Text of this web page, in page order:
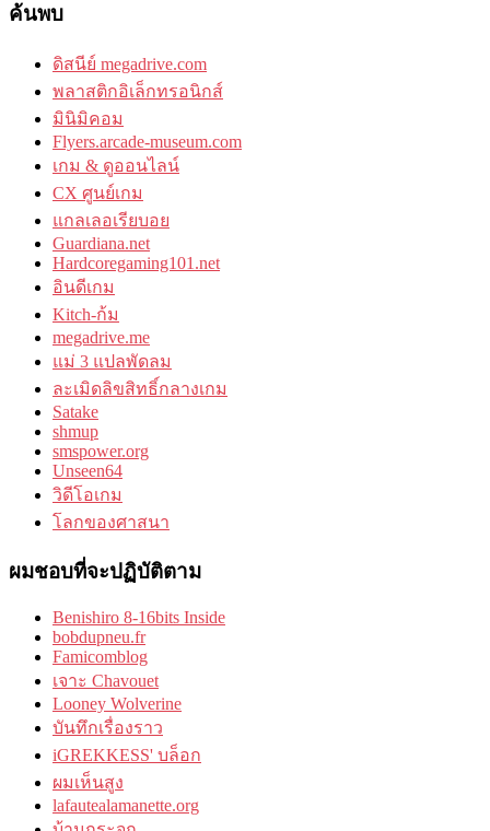
ค้นพบ
ดิสนีย์ megadrive.com
พลาสติกอิเล็กทรอนิกส์
มินิมิคอม
Flyers.arcade-museum.com
เกม & ดูออนไลน์
CX ศูนย์เกม
แกลเลอเรียบอย
Guardiana.net
Hardcoregaming101.net
อินดีเกม
Kitch-ก้ม
megadrive.me
แม่ 3 แปลพัดลม
ละเมิดลิขสิทธิ์กลางเกม
Satake
shmup
smspower.org
Unseen64
วิดีโอเกม
โลกของศาสนา
ผมชอบที่จะปฏิบัติตาม
Benishiro 8-16bits Inside
bobdupneu.fr
Famicomblog
เจาะ Chavouet
Looney Wolverine
บันทึกเรื่องราว
iGREKKESS' บล็อก
ผมเห็นสูง
lafautealamanette.org